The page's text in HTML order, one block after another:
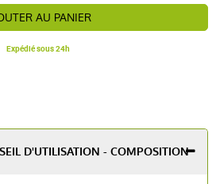
AU PANIER
Expédié sous 24h
D'UTILISATION - COMPOSITION